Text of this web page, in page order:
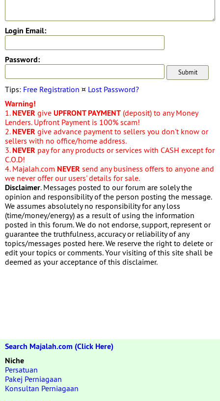
Login Email:
Password:
Tips: Free Registration ¤ Lost Password?
Warning!
1. NEVER give UPFRONT PAYMENT (deposit) to any Money
Lenders. Upfront Payment is 100% scam!
2. NEVER give advance payment to sellers you don't know or
sellers with no office/home address.
3. NEVER pay for any products or services with CASH except for
C.O.D!
4. Majalah.com NEVER send any business offers to anyone and
we never offer our users' details for sale.
Disclaimer. Messages posted to our forum are solely the
opinion and responsibility of the person posting the message.
We assumes absolutely no responsibility for any loss
(time/money/energy) as a result of using the information
posted in this forum. We do not endorse, support, represent or
guarantee the truthfulness, accuracy or reliability of any
topics/messages posted here. We reserve the right to delete or
edit your topics or comments. Your visiting of this site shall be
deemed as your acceptance of this disclaimer.
Search Majalah.com (Click Here)
Niche
Persatuan
Pakej Perniagaan
Konsultan Perniagaan